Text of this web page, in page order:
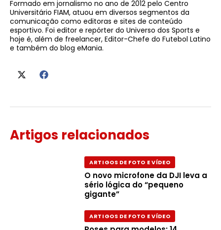
Formado em jornalismo no ano de 2012 pelo Centro
Universitário FIAM, atuou em diversos segmentos da
comunicação como editoras e sites de conteúdo
esportivo. Foi editor e repórter do Universo dos Sports e
hoje é, além de freelancer, Editor-Chefe do Futebol Latino
e também do blog eMania.
Artigos relacionados
ARTIGOS DE FOTO E VÍDEO
O novo microfone da DJI leva a
sério lógica do “pequeno
gigante”
ARTIGOS DE FOTO E VÍDEO